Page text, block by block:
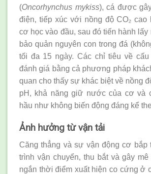
(Oncorhynchus mykiss), cá được
điện, tiếp xúc với nồng độ CO₂ cao
cơ học vào đầu, sau đó tiến hành
bảo quản nguyên con trong đá
tối đa 15 ngày. Các chỉ tiêu về
đánh giá bằng cả phương pháp
quan cho thấy sự khác biệt về nồng
pH, khả năng giữ nước của cơ và
hầu như không biến động đáng kể
Ảnh hưởng từ vận tải
Căng thẳng và sự vận động cơ bắp
trình vận chuyển, thu bắt và gây
ngắn thời điểm xuất hiện co cứng ở